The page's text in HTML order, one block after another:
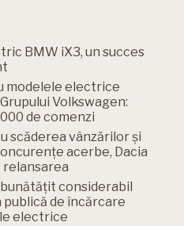
BMW iX3, un succes
modelele electrice
Volkswagen:
de comenzi
scăderea vânzărilor și
acerbe, Dacia
considerabil
de încărcare
electrice